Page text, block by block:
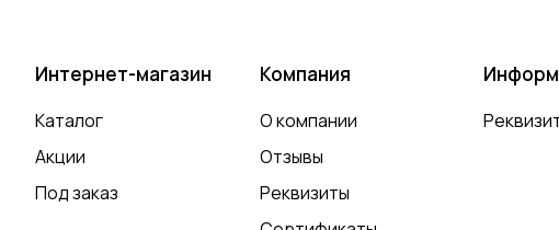
Интернет-магазин
Каталог
Акции
Под заказ
Компания
О компании
Отзывы
Реквизиты